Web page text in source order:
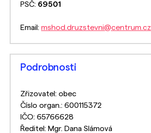
PSČ: 69501
Email: mshod.druzstevni@centrum.cz
Podrobnosti
Zřizovatel: obec
Číslo organ.: 600115372
IČO: 65766628
Ředitel: Mgr. Dana Slámová